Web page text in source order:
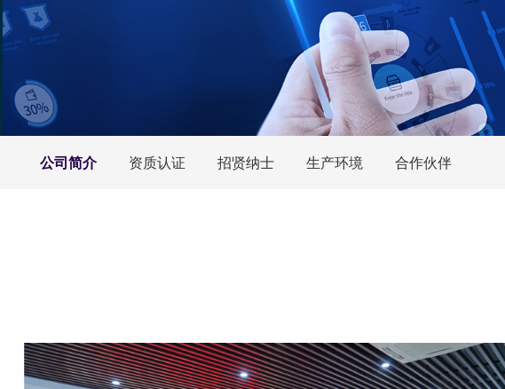
公司简介 资质认证 招贤纳士 生产环境 合作伙伴